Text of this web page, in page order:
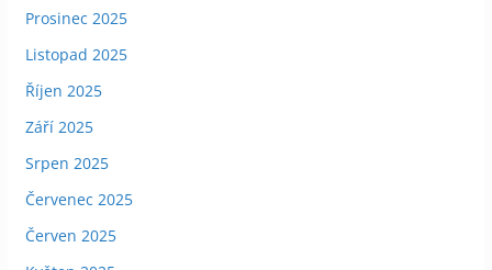
Prosinec 2025
Listopad 2025
Říjen 2025
Září 2025
Srpen 2025
Červenec 2025
Červen 2025